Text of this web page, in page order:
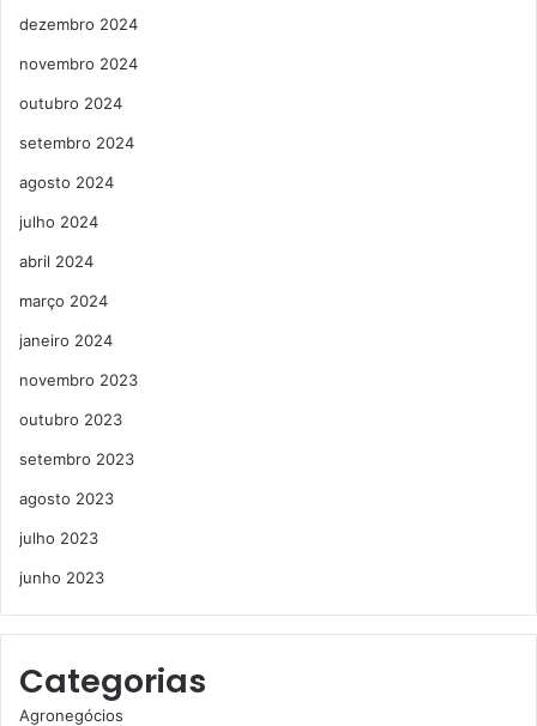
dezembro 2024
novembro 2024
outubro 2024
setembro 2024
agosto 2024
julho 2024
abril 2024
março 2024
janeiro 2024
novembro 2023
outubro 2023
setembro 2023
agosto 2023
julho 2023
junho 2023
Categorias
Agronegócios